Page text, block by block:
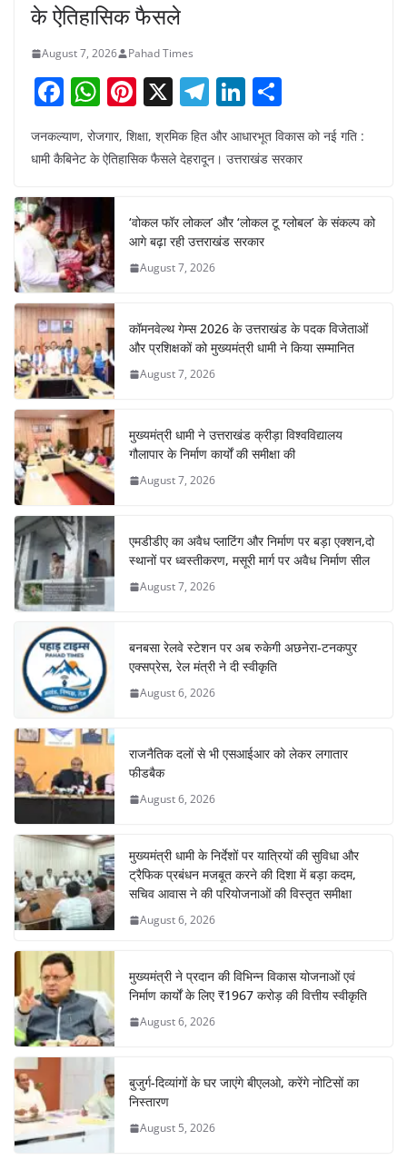
के ऐतिहासिक फैसले
August 7, 2026 Pahad Times
F
c
b
o
o
k
W
at
s
A
p
p
Pi
er
st
X T
el
e
a
m
Li
k
dI
n
h
ar
जनकल्याण, रोजगार, शिक्षा, श्रमिक हित और आधारभूत विकास को नई गति :
धामी कैबिनेट के ऐतिहासिक फैसले देहरादून। उत्तराखंड सरकार
‘वोकल फॉर लोकल’ और ‘लोकल टू ग्लोबल’ के संकल्प को
आगे बढ़ा रही उत्तराखंड सरकार
August 7, 2026
कॉमनवेल्थ गेम्स 2026 के उत्तराखंड के पदक विजेताओं
और प्रशिक्षकों को मुख्यमंत्री धामी ने किया सम्मानित
August 7, 2026
मुख्यमंत्री धामी ने उत्तराखंड क्रीड़ा विश्वविद्यालय
गौलापार के निर्माण कार्यों की समीक्षा की
August 7, 2026
एमडीडीए का अवैध प्लाटिंग और निर्माण पर बड़ा एक्शन,दो
स्थानों पर ध्वस्तीकरण, मसूरी मार्ग पर अवैध निर्माण सील
August 7, 2026
बनबसा रेलवे स्टेशन पर अब रुकेगी अछनेरा-टनकपुर
एक्सप्रेस, रेल मंत्री ने दी स्वीकृति
August 6, 2026
राजनैतिक दलों से भी एसआईआर को लेकर लगातार
फीडबैक
August 6, 2026
मुख्यमंत्री धामी के निर्देशों पर यात्रियों की सुविधा और
ट्रैफिक प्रबंधन मजबूत करने की दिशा में बड़ा कदम,
सचिव आवास ने की परियोजनाओं की विस्तृत समीक्षा
August 6, 2026
मुख्यमंत्री ने प्रदान की विभिन्न विकास योजनाओं एवं
निर्माण कार्यों के लिए ₹1967 करोड़ की वित्तीय स्वीकृति
August 6, 2026
बुजुर्ग-दिव्यांगों के घर जाएंगे बीएलओ, करेंगे नोटिसों का
निस्तारण
August 5, 2026